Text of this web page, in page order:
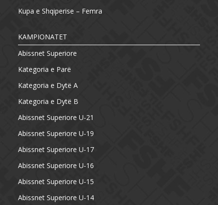
Kupa e Shqiperise – Femra
KAMPIONATET
Abissnet Superiore
Kategoria e Parë
Kategoria e Dytë A
Kategoria e Dytë B
Abissnet Superiore U-21
Abissnet Superiore U-19
Abissnet Superiore U-17
Abissnet Superiore U-16
Abissnet Superiore U-15
Abissnet Superiore U-14